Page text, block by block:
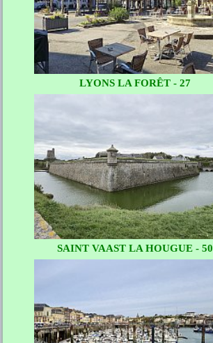
LYONS LA FORÊT - 27
SAINT VAAST LA HOUGUE - 50